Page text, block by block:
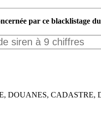
par ce blacklistage
DOUANES, CADASTRE,